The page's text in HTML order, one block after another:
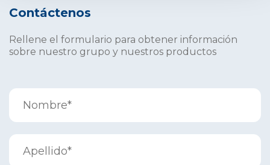
Contáctenos
Rellene el formulario para obtener información
sobre nuestro grupo y nuestros productos